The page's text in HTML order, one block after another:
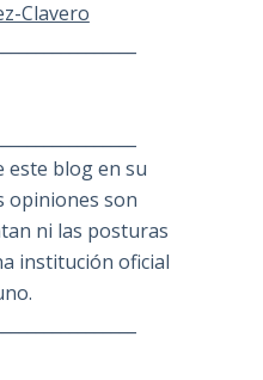
este blog en su
opiniones son
ni las posturas
institución oficial